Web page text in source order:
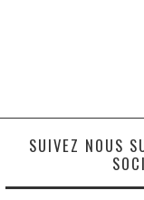
SUIVEZ NOUS